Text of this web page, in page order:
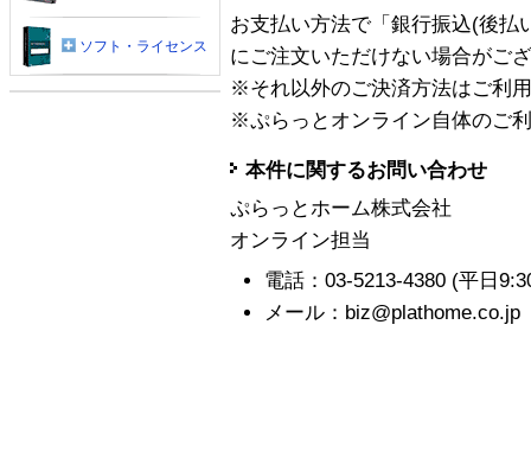
お支払い方法で「銀行振込(後払
にご注文いただけない場合がご
※それ以外のご決済方法はご利
※ぷらっとオンライン自体のご
本件に関するお問い合わせ
ぷらっとホーム株式会社
オンライン担当
電話：03-5213-4380 (平日
メール：biz@plathome.co.jp
ソフト・ライセンス